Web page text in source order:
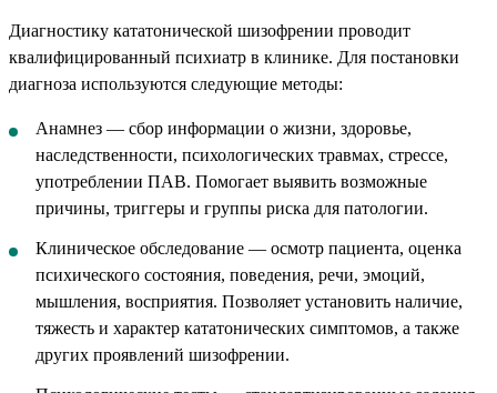
Диагностику кататонической шизофрении проводит
квалифицированный психиатр в клинике. Для постановки
диагноза используются следующие методы:
Анамнез — сбор информации о жизни, здоровье,
наследственности, психологических травмах, стрессе,
употреблении ПАВ. Помогает выявить возможные
причины, триггеры и группы риска для патологии.
Клиническое обследование — осмотр пациента, оценка
психического состояния, поведения, речи, эмоций,
мышления, восприятия. Позволяет установить наличие,
тяжесть и характер кататонических симптомов, а также
других проявлений шизофрении.